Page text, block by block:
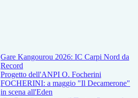
Gare Kangourou 2026: IC Carpi Nord da
Record
Progetto dell'ANPI O. Focherini
FOCHERINI: a maggio "Il Decamerone"
in scena all'Eden